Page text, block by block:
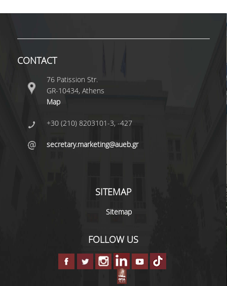
LABORATORIAL TEACHING STAFF
UNDERGRADUATE STUDIES
DEGREE PROGRAM
ERASMUS+ PROGRAM
INTERNSHIP PROGRAM
DOCTORAL PROGRAM
QUALITY ASSURANCE
CONTACT
76 Patission Str.
GR-10434, Athens
Map
+30 (210) 8203101-3, -427
secretary.marketing@aueb.gr
SITEMAP
Sitemap
FOLLOW US